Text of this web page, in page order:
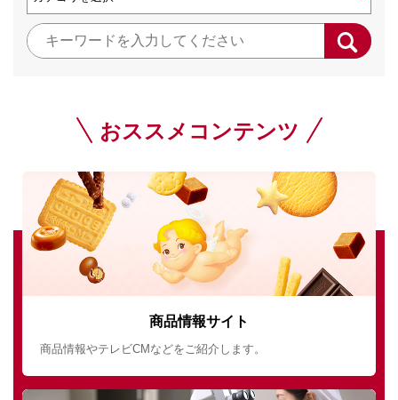
おススメコンテンツ
商品情報サイト
商品情報やテレビCMなどをご紹介します。